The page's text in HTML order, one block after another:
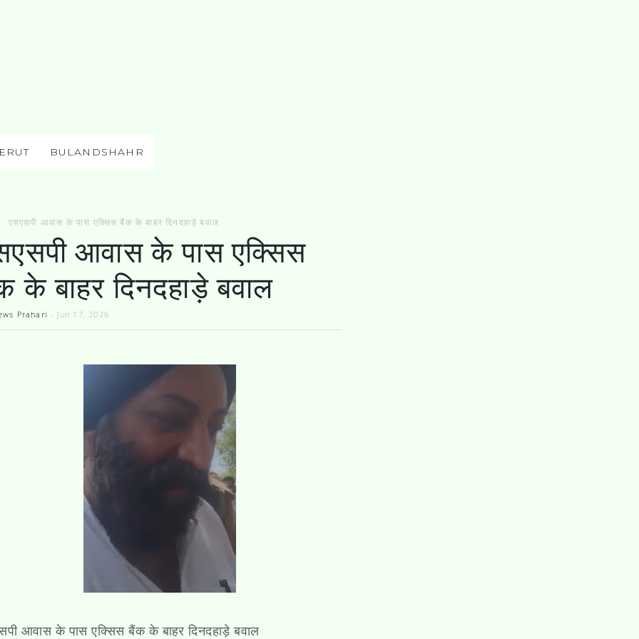
BULANDSHAHR
एसएसपी आवास के पास एक्सिस बैंक के बाहर दिनदहाड़े बवाल
आवास के पास एक्सिस
के बाहर दिनदहाड़े बवाल
Prahari - Jun 17, 2026
आवास के पास एक्सिस बैंक के बाहर दिनदहाड़े बवाल